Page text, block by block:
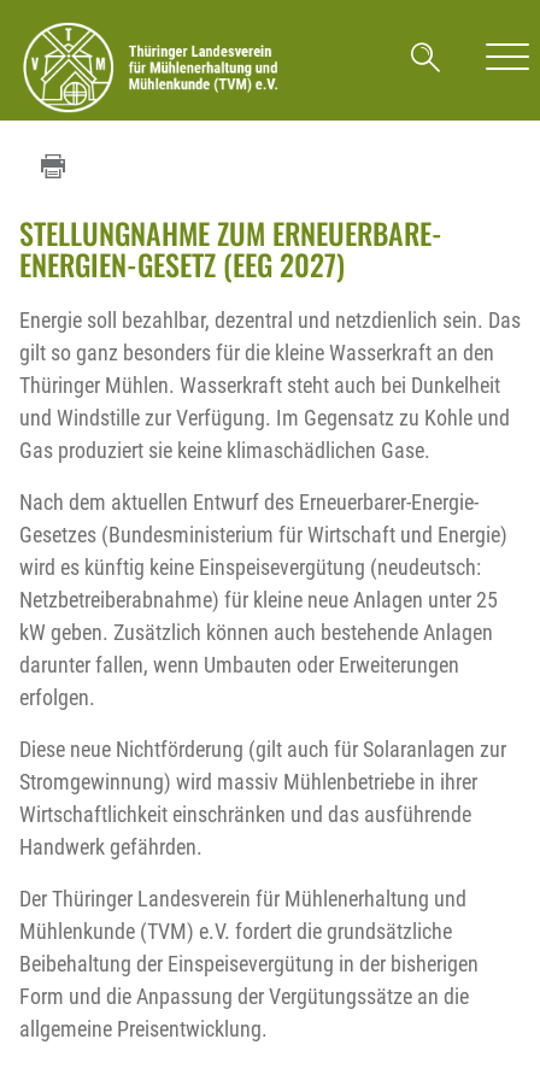
STELLUNGNAHME ZUM ERNEUERBARE-
ENERGIEN-GESETZ (EEG 2027)
Energie soll bezahlbar, dezentral und netzdienlich sein. Das
gilt so ganz besonders für die kleine Wasserkraft an den
Thüringer Mühlen. Wasserkraft steht auch bei Dunkelheit
und Windstille zur Verfügung. Im Gegensatz zu Kohle und
Gas produziert sie keine klimaschädlichen Gase.
Nach dem aktuellen Entwurf des Erneuerbarer-Energie-
Gesetzes (Bundesministerium für Wirtschaft und Energie)
wird es künftig keine Einspeisevergütung (neudeutsch:
Netzbetreiberabnahme) für kleine neue Anlagen unter 25
kW geben. Zusätzlich können auch bestehende Anlagen
darunter fallen, wenn Umbauten oder Erweiterungen
erfolgen.
Diese neue Nichtförderung (gilt auch für Solaranlagen zur
Stromgewinnung) wird massiv Mühlenbetriebe in ihrer
Wirtschaftlichkeit einschränken und das ausführende
Handwerk gefährden.
Der Thüringer Landesverein für Mühlenerhaltung und
Mühlenkunde (TVM) e.V. fordert die grundsätzliche
Beibehaltung der Einspeisevergütung in der bisherigen
Form und die Anpassung der Vergütungssätze an die
allgemeine Preisentwicklung.